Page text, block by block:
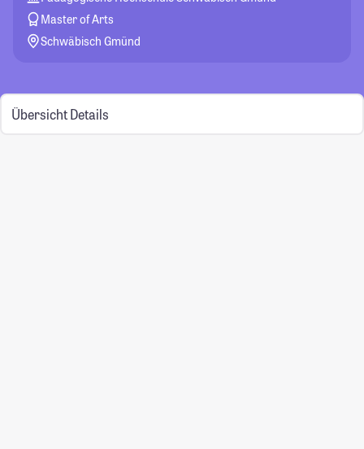
Master of Arts
Schwäbisch Gmünd
Übersicht Details